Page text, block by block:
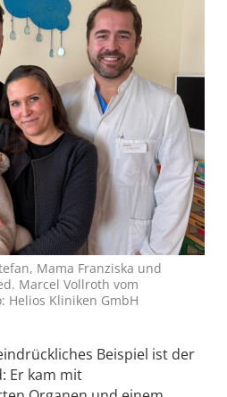
Mama Franziska und
Marcel Vollroth vom
Helios Kliniken GmbH
Beispiel ist der
Er kam mit